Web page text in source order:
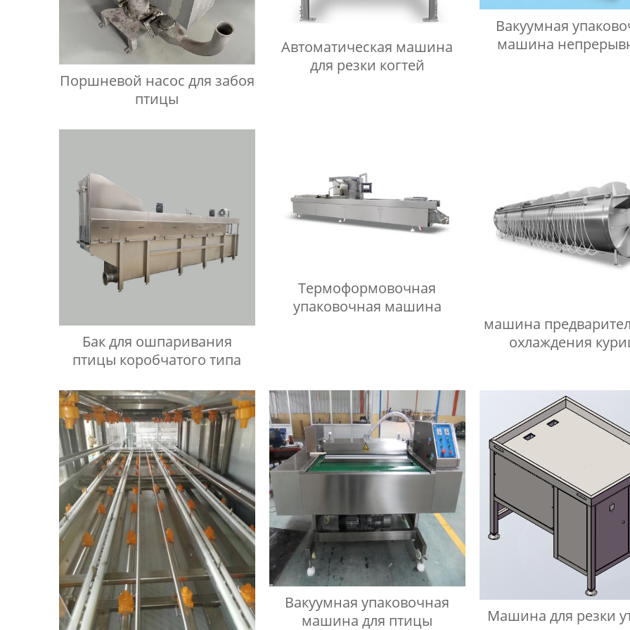
Поршневой насос для забоя
птицы
Автоматическая машина
для резки когтей
Вакуумная
машина
Бак для ошпаривания
птицы коробчатого типа
Термоформовочная
упаковочная машина
машина
охлаждения
Вакуумная упаковочная
машина для птицы
Машина для резки